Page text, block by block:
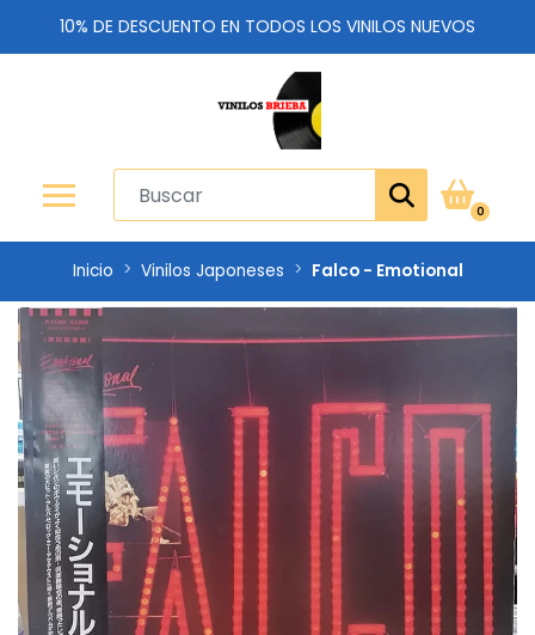
10% DE DESCUENTO EN TODOS LOS VINILOS NUEVOS
0
Inicio Vinilos Japoneses Falco - Emotional